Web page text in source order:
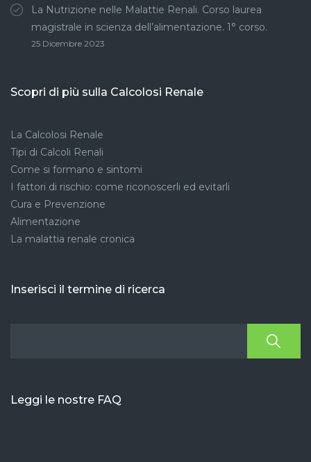
La Nutrizione nelle Malattie Renali. Corso laurea
magistrale in scienza dell’alimentazione. 1° corso.
25 Dicembre 2023
Scopri di più sulla Calcolosi Renale
La Calcolosi Renale
Tipi di Calcoli Renali
Come si formano e sintomi
I fattori di rischio: come riconoscerli ed evitarli
Cura e Prevenzione
Alimentazione
La malattia renale cronica
Inserisci il termine di ricerca
Leggi le nostre FAQ